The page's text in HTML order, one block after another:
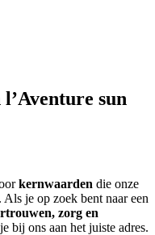
sun
kernwaarden die onze
je op zoek bent naar een
zorg en
bij ons aan het juiste adres.